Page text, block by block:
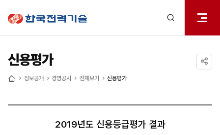
열기
신용평가
정보공개 경영공시 전체보기 신용평가
2019년도 신용등급평가 결과